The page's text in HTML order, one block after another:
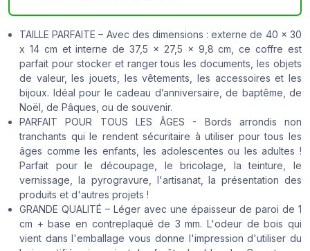
TAILLE PARFAITE – Avec des dimensions : externe de 40 x 30
x 14 cm et interne de 37,5 x 27,5 x 9,8 cm, ce coffre est
parfait pour stocker et ranger tous les documents, les objets
de valeur, les jouets, les vêtements, les accessoires et les
bijoux. Idéal pour le cadeau d’anniversaire, de baptême, de
Noël, de Pâques, ou de souvenir.
PARFAIT POUR TOUS LES ÂGES - Bords arrondis non
tranchants qui le rendent sécuritaire à utiliser pour tous les
âges comme les enfants, les adolescentes ou les adultes !
Parfait pour le découpage, le bricolage, la teinture, le
vernissage, la pyrogravure, l'artisanat, la présentation des
produits et d'autres projets !
GRANDE QUALITÉ – Léger avec une épaisseur de paroi de 1
cm + base en contreplaqué de 3 mm. L'odeur de bois qui
vient dans l'emballage vous donne l'impression d'utiliser du